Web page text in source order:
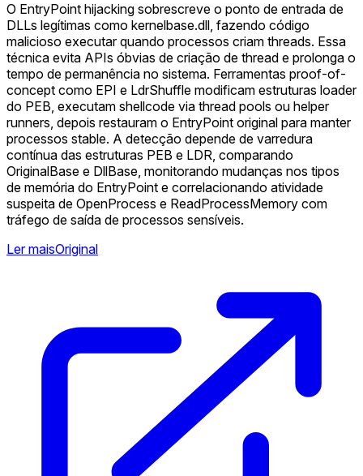
O EntryPoint hijacking sobrescreve o ponto de entrada de
DLLs legítimas como kernelbase.dll, fazendo código
malicioso executar quando processos criam threads. Essa
técnica evita APIs óbvias de criação de thread e prolonga o
tempo de permanência no sistema. Ferramentas proof-of-
concept como EPI e LdrShuffle modificam estruturas loader
do PEB, executam shellcode via thread pools ou helper
runners, depois restauram o EntryPoint original para manter
processos stable. A detecção depende de varredura
contínua das estruturas PEB e LDR, comparando
OriginalBase e DllBase, monitorando mudanças nos tipos
de memória do EntryPoint e correlacionando atividade
suspeita de OpenProcess e ReadProcessMemory com
tráfego de saída de processos sensíveis.
Ler maisOriginal